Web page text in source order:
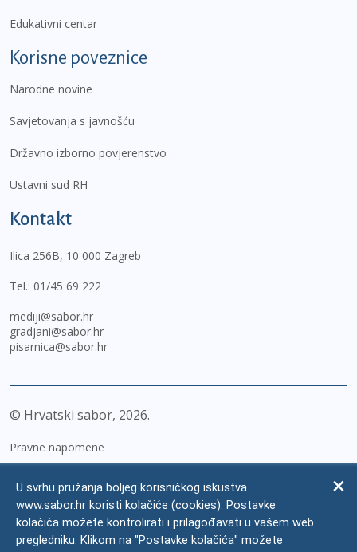
Edukativni centar
Korisne poveznice
Narodne novine
Savjetovanja s javnošću
Državno izborno povjerenstvo
Ustavni sud RH
Kontakt
Ilica 256B, 10 000 Zagreb
Tel.: 01/45 69 222
mediji@sabor.hr
gradjani@sabor.hr
pisarnica@sabor.hr
© Hrvatski sabor, 2026
Pravne napomene
Zaštita osobnih podataka
Impressum
U svrhu pružanja boljeg korisničkog iskustva
www.sabor.hr koristi kolačiće (cookies). Postavke
kolačića možete kontrolirati i prilagođavati u vašem web
pregledniku. Klikom na "Postavke kolačića" možete